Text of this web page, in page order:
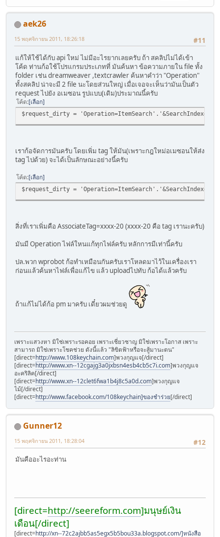
aek26
#11
15 พฤศจิกายน 2011, 18:26:18
แก้ให้ใช้ได้กับ api ใหม่ ไม่มีอะไรยากเลยครับ ถ้า สคลิปไม่ได้เข้า
โค้ด ท่านก้อใช้โปรแกรมประเภทที่ มันค้นหา ข้อความภายใน file ทั้ง
folder เช่น dreamweaver ,textcrawler ค้นหาคำว่า "Operation"
ทั้งสคลิป น่าจะมี 2 file นะโดยส่วนใหญ่ เมื่อเจอจะเห็นว่ามันเป็นตัว
request ไปยัง อเมซอน รูปแบบ(เดิม)ประมาณนี้ครับ
โค้ด เลือก
$request_dirty =
เราก้อจัดการมันครับ โดยเพิ่ม tag ให้มัน(เพราะกฎใหม่อเมซอนให้ส่ง
tag ไปด้วย) จะได้เป็นลักษณะอย่างนี้ครับ
โค้ด เลือก
$request_dirty =
สิ่งที่เราเพิ่มคือ AssociateTag=xxxx-20 (xxxx-20 คือ tag เรานะครับ)
มันมี Operation ไฟล์ใหนแก้ทุกไฟล์ครับ หลักการมีเท่านี้ครับ
ปล.พวก wprobot ก้อทำเหมือนกันครับเราโหลดมาไว้ในเครื่องเรา
ก่อนแล้วค้นหาไฟล์เพื่อแก้ไข แล้ว uploadไปทับ ก้อได้แล้วครับ
ถ้าแก้ไม่ได้ก้อ pm มาครับ เดี๋ยวผมช่วยดู
เพราะแสวงหา มิใช่เพราะรอคอย เพราะเชี่ยวชาญ มิใช่เพราะโอกาส เพราะ
สามารถ มิใช่เพราะโชคช่วย ดังนี้แล้ว "ลิขิตฟ้าหรือจะสู้มานะตน"
[direct=http://www.108keychain.com]พวงกุญแจ[/direct]
[direct=http://www.xn--12cgajg3a0jxbsn4esb4cb5c7i.com]พวงกุญแจ
อะคริลิค[/direct]
[direct=http://www.xn--12clet6fwa1b4j8c5a0d.com]พวงกุญแจ
ไม้[/direct]
[direct=http://www.facebook.com/108keychain]ของชำร่วย[/direct]
Gunner12
#12
15 พฤศจิกายน 2011, 18:28:04
มันคืออะไรอะท่าน
[direct=http://seereform.com]มนุษย์เงิน
เดือน[/direct]
[direct=http://xn--72c2ajbb5as5egx5b5bou33a.blogspot.com/]หนังสือ